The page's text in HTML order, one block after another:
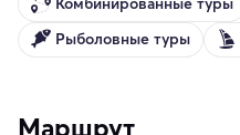
Рыболовные туры
Маршрут